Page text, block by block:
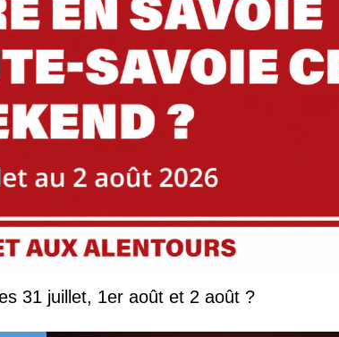
Que faire en Savoie et Haute-Savoie les 31 juillet, 1er août et 2 août ?